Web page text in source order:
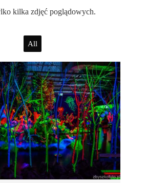
kilka zdjęć poglądowych.
All